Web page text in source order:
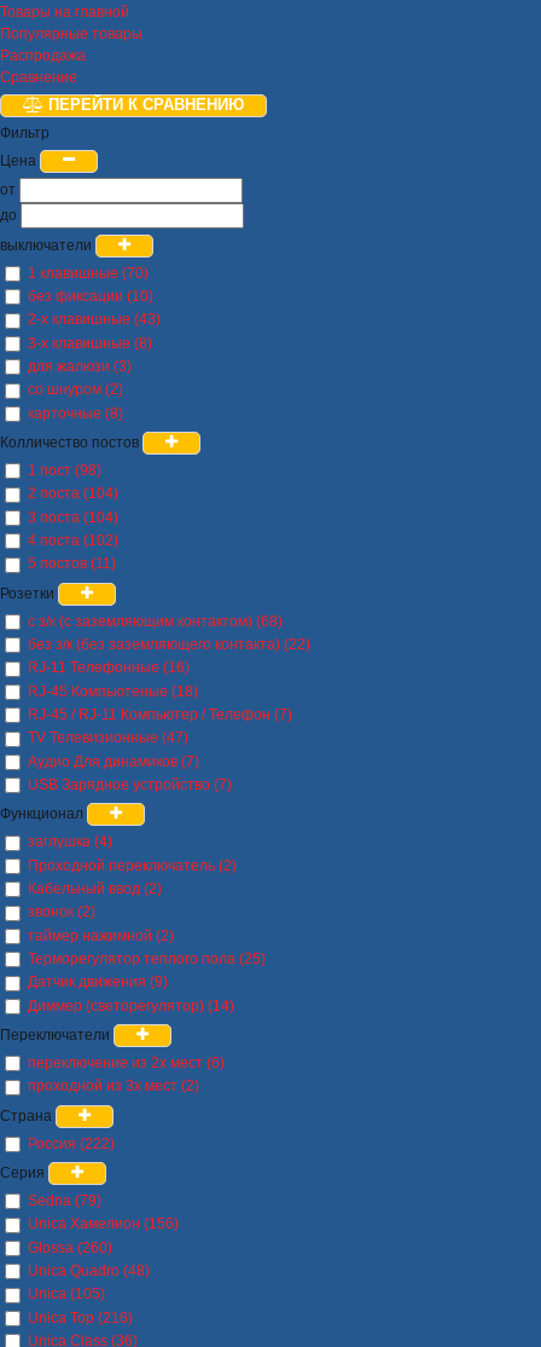
Товары на главной
Популярные товары
Распродажа
Сравнение
ПЕРЕЙТИ К СРАВНЕНИЮ
Фильтр
Цена
от
до
выключатели
1 клавишные (70)
без фиксации (10)
2-х клавишные (43)
3-х клавишные (8)
для жалюзи (3)
со шнуром (2)
карточные (8)
Колличество постов
1 пост (98)
2 поста (104)
3 поста (104)
4 поста (102)
5 постов (11)
Розетки
с з/к (с заземляющим контактом) (68)
без з/к (без заземляющего контакта) (22)
RJ-11 Телефонные (16)
RJ-45 Компьютеные (18)
RJ-45 / RJ-11 Компьютер / Телефон (7)
TV Телевизионные (47)
Аудио Для динамиков (7)
USB Зарядное устройство (7)
Функционал
заглушка (4)
Проходной переключатель (2)
Кабельный ввод (2)
звонок (2)
таймер нажимной (2)
Терморегулятор теплого пола (25)
Датчик движения (9)
Диммер (светорегулятор) (14)
Переключатели
переключение из 2х мест (6)
проходной из 3х мест (2)
Страна
Россия (222)
Серия
Sedna (79)
Unica Хамелион (156)
Glossa (260)
Unica Quadro (48)
Unica (105)
Unica Top (216)
Unica Class (36)